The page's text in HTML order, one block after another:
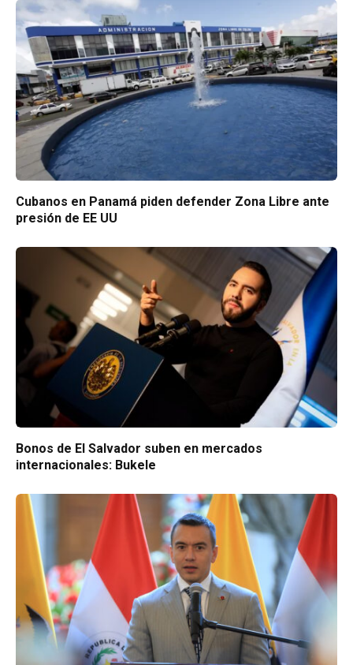
Cubanos en Panamá piden defender Zona Libre ante
presión de EE UU
Bonos de El Salvador suben en mercados
internacionales: Bukele